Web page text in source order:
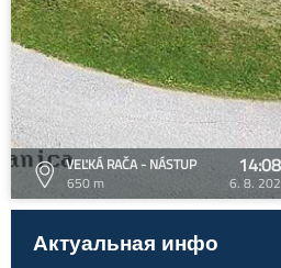
VEĽKÁ RAČA - NÁSTUP
650 m
14:08
6. 8.
Актуальная инфо